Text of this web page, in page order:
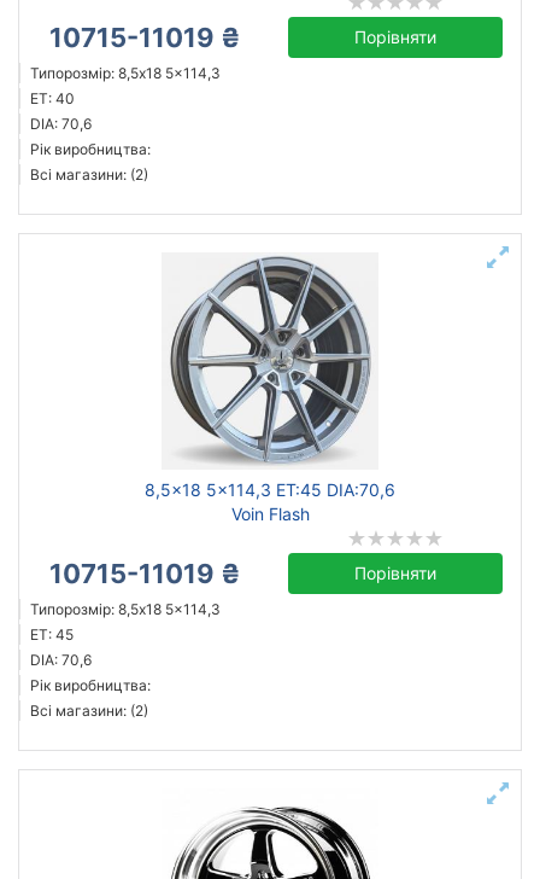
10715-11019 ₴ Порівняти
Типорозмір: 8,5x18 5x114,3
ET: 40
DIA: 70,6
Рік виробництва:
Всі магазини: (2)
8,5x18 5x114,3 ET:45 DIA:70,6
Voin Flash
10715-11019 ₴ Порівняти
Типорозмір: 8,5x18 5x114,3
ET: 45
DIA: 70,6
Рік виробництва:
Всі магазини: (2)